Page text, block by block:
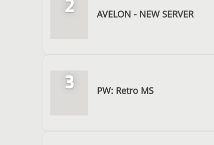
2 AVELON - NEW SERVER
3 PW: Retro MS